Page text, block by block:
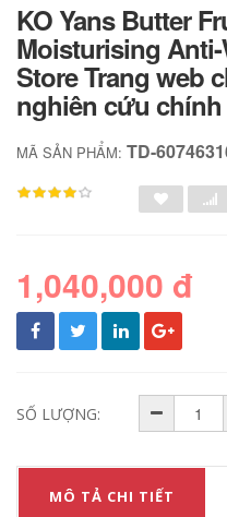
KO Yans Butter
Moisturising
Store Trang web
nghiên cứu
MÃ SẢN PHẨM: TD-
1,040,000 đ
SỐ LƯỢNG:
MÔ TẢ CHI TIẾT